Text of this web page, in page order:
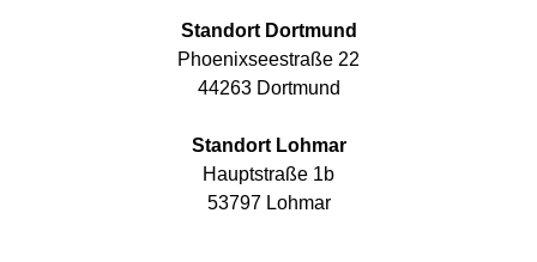
Standort Dortmund
Phoenixseestraße 22
44263 Dortmund
Standort Lohmar
Hauptstraße 1b
53797 Lohmar